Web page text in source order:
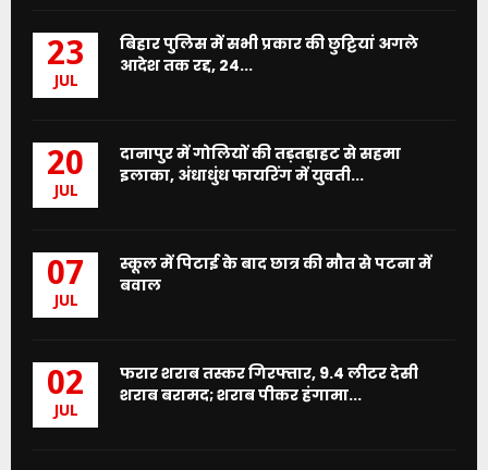
23
JUL
बिहार पुलिस में सभी प्रकार की छुट्टियां अगले
आदेश तक रद्द, 24...
20
JUL
दानापुर में गोलियों की तड़तड़ाहट से सहमा
इलाका, अंधाधुंध फायरिंग में युवती...
07
JUL
स्कूल में पिटाई के बाद छात्र की मौत से पटना में
बवाल
02
JUL
फरार शराब तस्कर गिरफ्तार, 9.4 लीटर देसी
शराब बरामद; शराब पीकर हंगामा...